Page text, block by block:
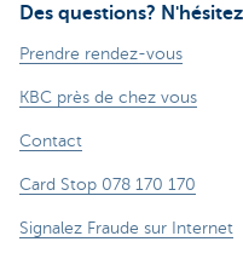
Des questions?
Prendre rendez-vous
KBC près de chez vous
Contact
Card Stop 078 170 170
Signalez Fraude sur Internet